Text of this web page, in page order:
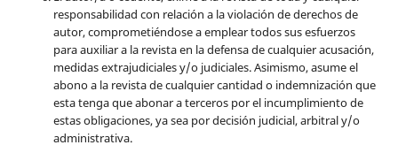
responsabilidad con relación a la violación de derechos de
autor, comprometiéndose a emplear todos sus esfuerzos
para auxiliar a la revista en la defensa de cualquier acusación,
medidas extrajudiciales y/o judiciales. Asimismo, asume el
abono a la revista de cualquier cantidad o indemnización que
esta tenga que abonar a terceros por el incumplimiento de
estas obligaciones, ya sea por decisión judicial, arbitral y/o
administrativa.